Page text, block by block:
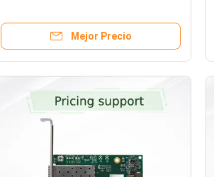
Puertos Duales
Mejor Precio